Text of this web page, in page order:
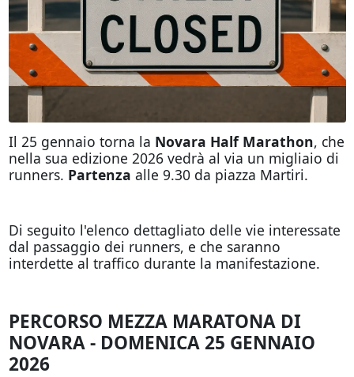
Il 25 gennaio torna la Novara Half Marathon, che
nella sua edizione 2026 vedrà al via un migliaio di
runners. Partenza alle 9.30 da piazza Martiri.
Di seguito l'elenco dettagliato delle vie interessate
dal passaggio dei runners, e che saranno
interdette al traffico durante la manifestazione.
PERCORSO MEZZA MARATONA DI
NOVARA - DOMENICA 25 GENNAIO
2026